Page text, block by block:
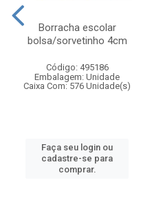
Borracha escolar
bolsa/sorvetinho 4cm
Código: 495186
Embalagem: Unidade
Caixa Com: 576 Unidade(s)
Faça seu login ou
cadastre-se para
comprar.